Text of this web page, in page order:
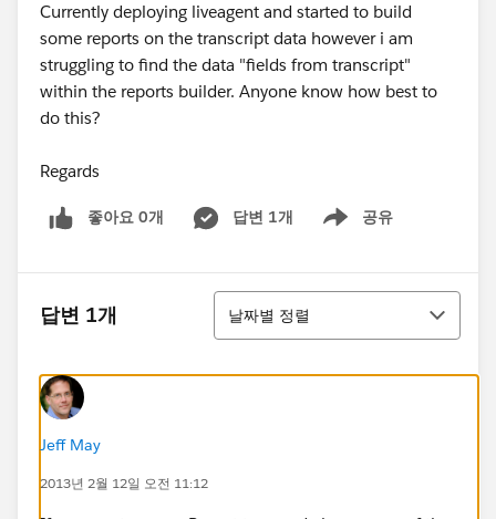
Currently deploying liveagent and started to build
some reports on the transcript data however i am
struggling to find the data "fields from transcript"
within the reports builder. Anyone know how best to
do this?
Regards
좋아요 0개 답변 1개 공유
Show menu
답변 1개
정렬
날짜별 정렬
Jeff May
2013년 2월 12일 오전 11:12